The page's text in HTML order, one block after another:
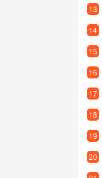
13
14
15
16
17
18
19
20